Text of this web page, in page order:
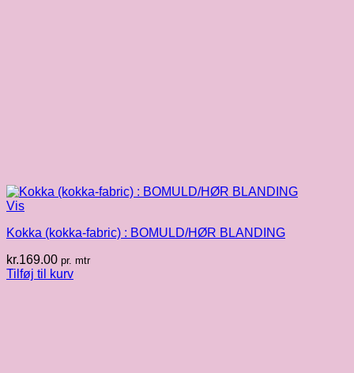
Vis
Kokka (kokka-fabric) : BOMULD/HØR BLANDING
kr.169.00 pr. mtr
Tilføj til kurv